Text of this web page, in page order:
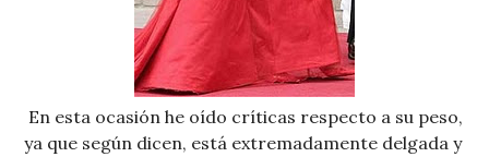
En esta ocasión he oído críticas respecto a su peso,
ya que según dicen, está extremadamente delgada y